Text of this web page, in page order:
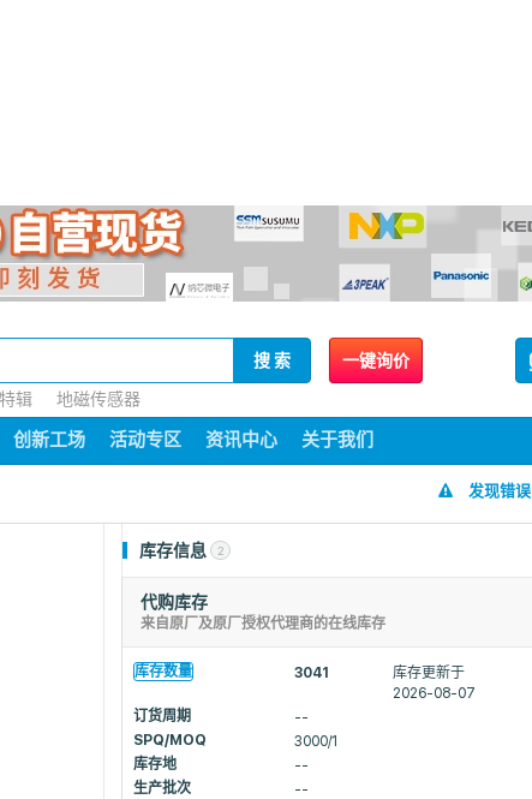
一键询价
搜 索
辑 地磁传感器
创新工场 活动专区 资讯中心 关于我们
发现错误
库存信息 2
代购库存
来自原厂及原厂授权代理商的在线库存
库存数量 3041
库存更新于
2026-08-07
订货周期
--
SPQ/MOQ
3000/1
库存地
--
生产批次
--